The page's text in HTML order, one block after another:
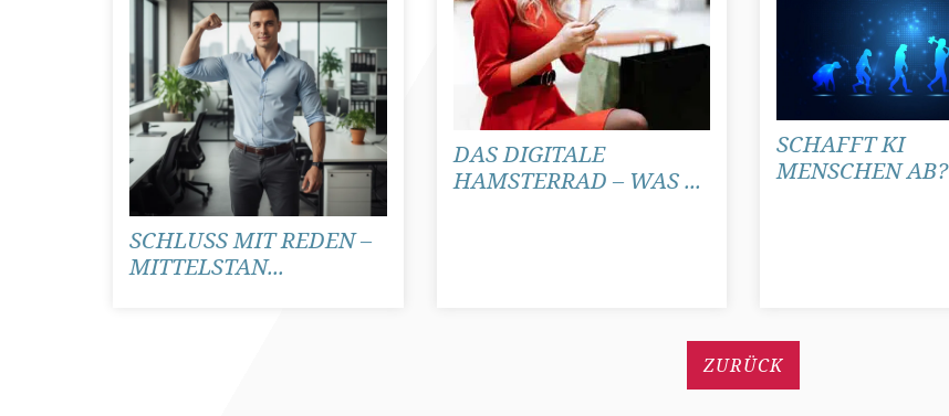
SCHLUSS MIT REDEN –
MITTELSTAN...
DAS DIGITALE
HAMSTERRAD – WAS ...
SCHAFFT KI
MENSCHEN AB?
ZURÜCK